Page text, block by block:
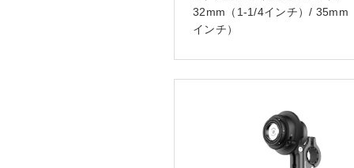
32mm（1-1/4インチ）/ 35mm
インチ）